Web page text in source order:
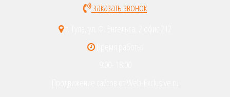
заказать звонок
г. Тула, ул. Ф. Энгельса, 2 офис 212
Время работы: